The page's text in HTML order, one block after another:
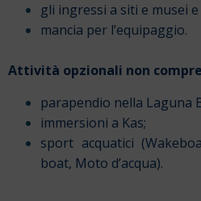
gli ingressi a siti e musei
mancia per l’equipaggio.
Attività opzionali non
parapendio nella Laguna
immersioni a Kas;
sport acquatici
boat, Moto d’acqua).